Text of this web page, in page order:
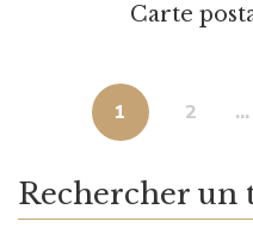
Carte
1 2 …
Rechercher un